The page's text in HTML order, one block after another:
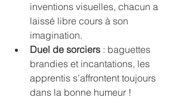
inventions visuelles, chacun a
laissé libre cours à son
imagination.
Duel de sorciers : baguettes
brandies et incantations, les
apprentis s’affrontent toujours
dans la bonne humeur !